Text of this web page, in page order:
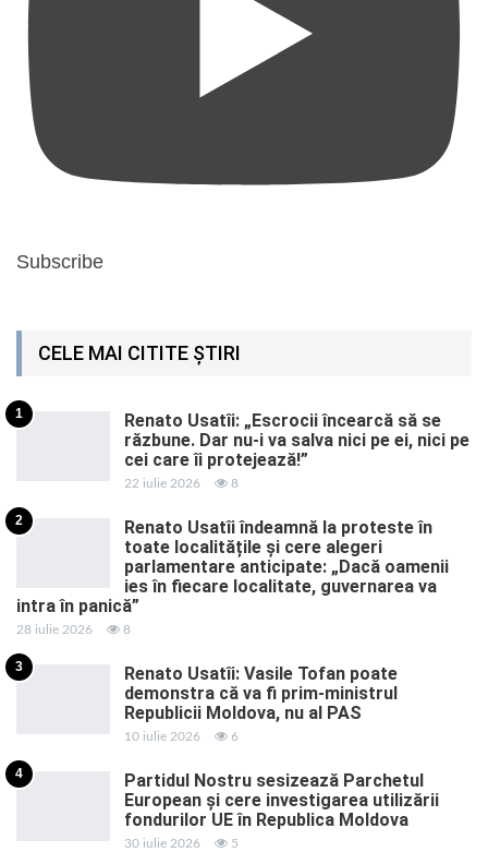
Subscribe
CELE MAI CITITE ȘTIRI
1
Renato Usatîi: „Escrocii încearcă să se
răzbune. Dar nu-i va salva nici pe ei, nici pe
cei care îi protejează!”
22 iulie 2026 8
2
Renato Usatîi îndeamnă la proteste în
toate localitățile și cere alegeri
parlamentare anticipate: „Dacă oamenii
ies în fiecare localitate, guvernarea va
intra în panică”
28 iulie 2026 8
3
Renato Usatîi: Vasile Tofan poate
demonstra că va fi prim-ministrul
Republicii Moldova, nu al PAS
10 iulie 2026 6
4
Partidul Nostru sesizează Parchetul
European și cere investigarea utilizării
fondurilor UE în Republica Moldova
30 iulie 2026 5